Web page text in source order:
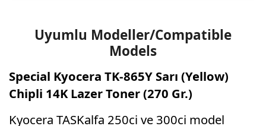
Uyumlu Modeller/Compatible
Models
Special Kyocera TK-865Y Sarı (Yellow)
Chipli 14K Lazer Toner (270 Gr.)
Kyocera TASKalfa 250ci ve 300ci model